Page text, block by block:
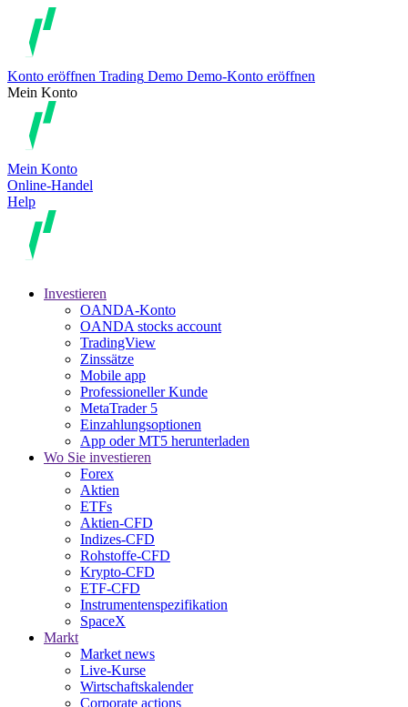
Konto eröffnen Trading Demo Demo-Konto eröffnen
Mein Konto
Mein Konto
Online-Handel
Help
Investieren
OANDA-Konto
OANDA stocks account
TradingView
Zinssätze
Mobile app
Professioneller Kunde
MetaTrader 5
Einzahlungsoptionen
App oder MT5 herunterladen
Wo Sie investieren
Forex
Aktien
ETFs
Aktien-CFD
Indizes-CFD
Rohstoffe-CFD
Krypto-CFD
ETF-CFD
Instrumentenspezifikation
SpaceX
Markt
Market news
Live-Kurse
Wirtschaftskalender
Corporate actions